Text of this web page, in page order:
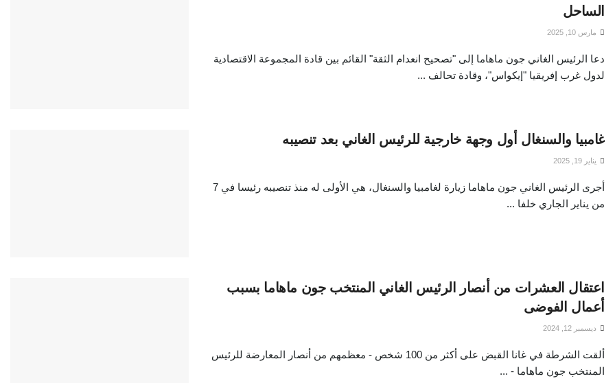
الساحل
مارس 10, 2025
دعا الرئيس الغاني جون ماهاما إلى "تصحيح انعدام الثقة" القائم بين قادة المجموعة الاقتصادية
لدول غرب إفريقيا "إيكواس"، وقادة تحالف ...
غامبيا والسنغال أول وجهة خارجية للرئيس الغاني بعد تنصيبه
يناير 19, 2025
أجرى الرئيس الغاني جون ماهاما زيارة لغامبيا والسنغال، هي الأولى له منذ تنصيبه رئيسا في 7
من يناير الجاري خلفا ...
اعتقال العشرات من أنصار الرئيس الغاني المنتخب جون ماهاما بسبب
أعمال الفوضى
ديسمبر 12, 2024
ألقت الشرطة في غانا القبض على أكثر من 100 شخص - معظمهم من أنصار المعارضة للرئيس
المنتخب جون ماهاما - ...